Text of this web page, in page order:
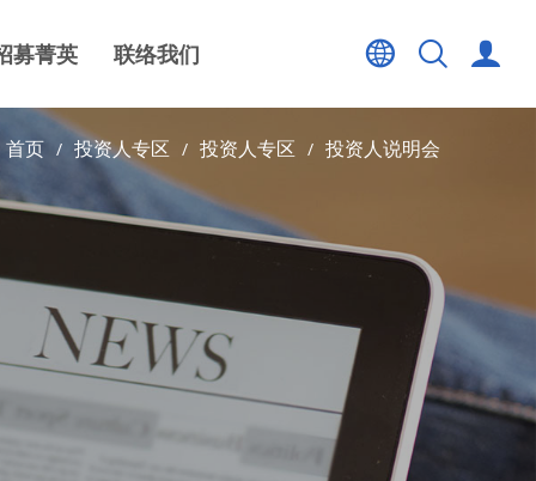
募菁英 联络我们
首页 投资人专区 投资人专区 投资人说明会